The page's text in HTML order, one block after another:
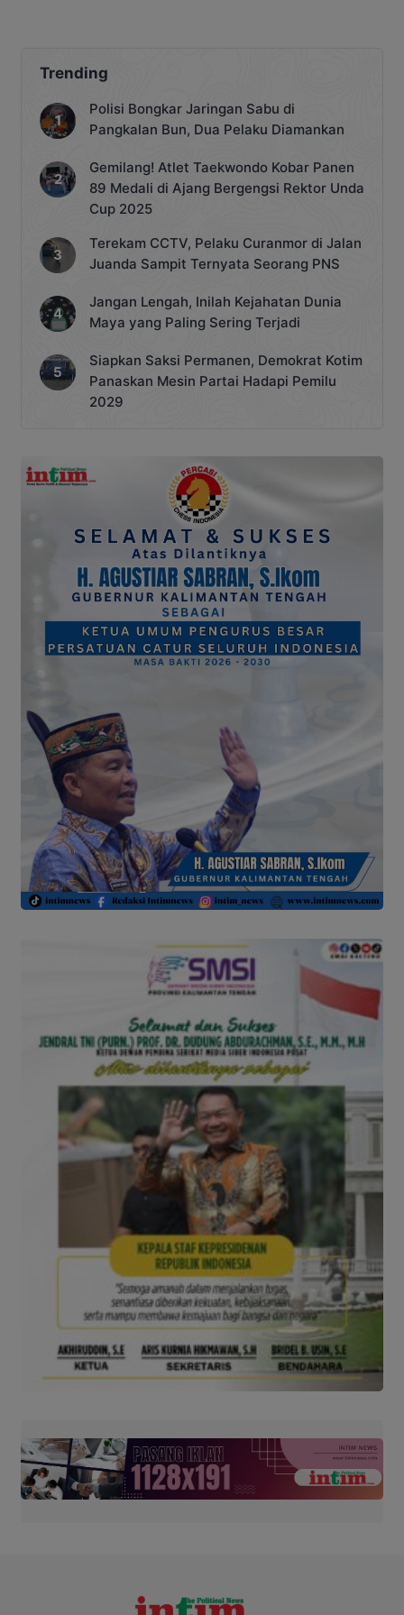
Trending
Polisi Bongkar Jaringan Sabu di
Pangkalan Bun, Dua Pelaku Diamankan
Gemilang! Atlet Taekwondo Kobar Panen
89 Medali di Ajang Bergengsi Rektor Unda
Cup 2025
Terekam CCTV, Pelaku Curanmor di Jalan
Juanda Sampit Ternyata Seorang PNS
Jangan Lengah, Inilah Kejahatan Dunia
Maya yang Paling Sering Terjadi
Siapkan Saksi Permanen, Demokrat Kotim
Panaskan Mesin Partai Hadapi Pemilu
2029